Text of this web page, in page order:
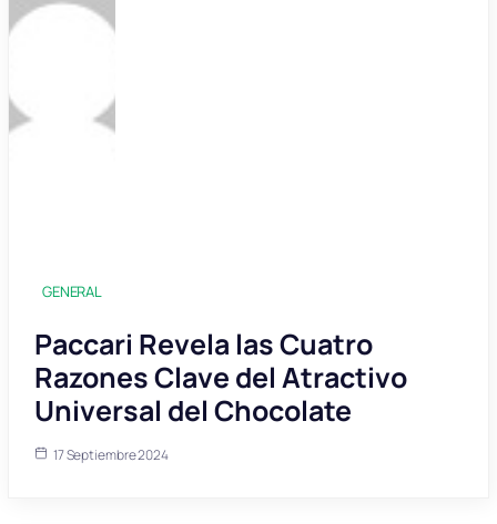
GENERAL
Paccari Revela las Cuatro
Razones Clave del Atractivo
Universal del Chocolate
17 Septiembre 2024